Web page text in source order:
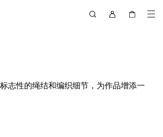
志性的绳结和编织细节，为作品增添一